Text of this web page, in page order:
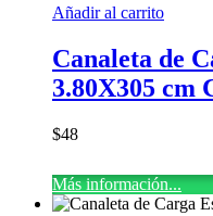
Añadir al carrito
Canaleta de
3.80X305 cm
$48
Más información...